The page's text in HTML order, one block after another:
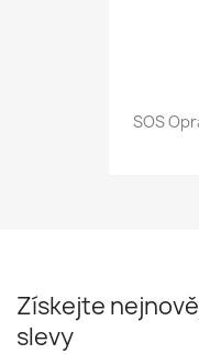
SOS
Získejte
slevy